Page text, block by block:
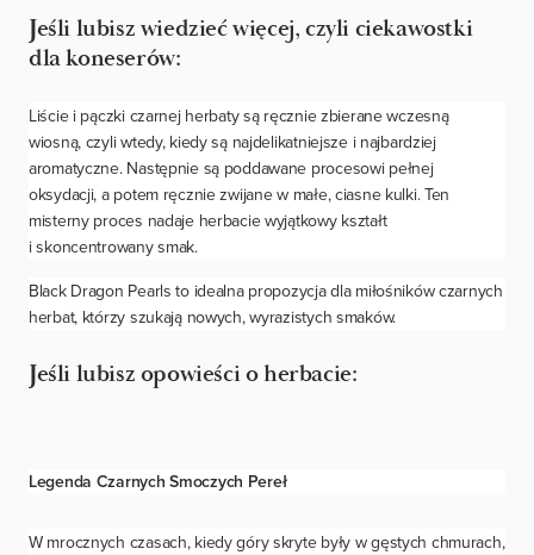
Jeśli lubisz wiedzieć więcej, czyli ciekawostki
dla koneserów:
Liście i pączki czarnej herbaty są ręcznie zbierane wczesną
wiosną, czyli wtedy, kiedy są najdelikatniejsze i najbardziej
aromatyczne. Następnie są poddawane procesowi pełnej
oksydacji, a potem ręcznie zwijane w małe, ciasne kulki. Ten
misterny proces nadaje herbacie wyjątkowy kształt
i skoncentrowany smak.
Black Dragon Pearls to idealna propozycja dla miłośników czarnych
herbat, którzy szukają nowych, wyrazistych smaków.
Jeśli lubisz opowieści o herbacie:
Legenda Czarnych Smoczych Pereł
W mrocznych czasach, kiedy góry skryte były w gęstych chmurach,